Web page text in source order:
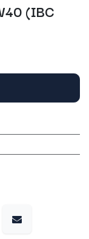
(IBC